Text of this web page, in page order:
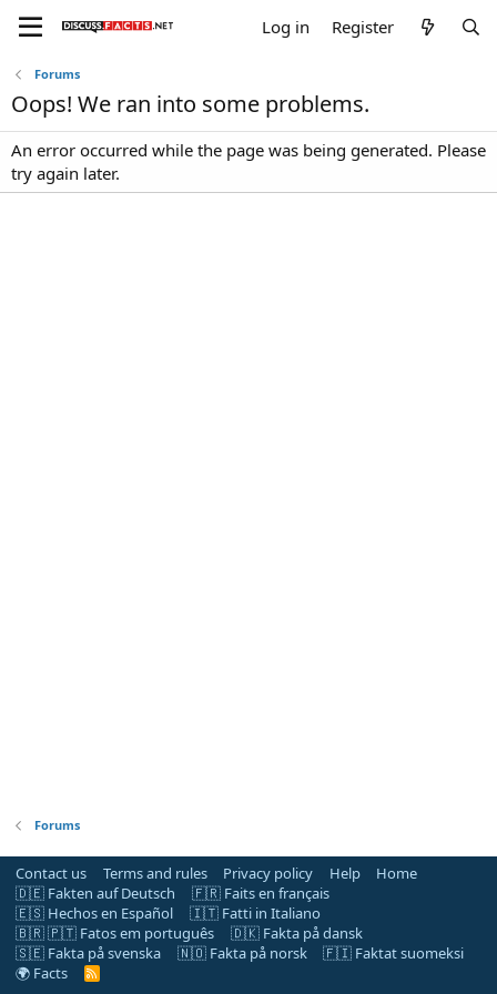
Log in Register
Forums
Oops! We ran into some problems.
An error occurred while the page was being generated. Please
try again later.
Forums
Contact us Terms and rules Privacy policy Help
Home
🇩🇪 Fakten auf Deutsch
🇫🇷 Faits en français
🇪🇸 Hechos en Español
🇮🇹 Fatti in Italiano
🇧🇷 🇵🇹 Fatos em português
🇩🇰 Fakta på dansk
🇸🇪 Fakta på svenska
🇳🇴 Fakta på norsk
🇫🇮 Faktat suomeksi
🌍 Facts
R